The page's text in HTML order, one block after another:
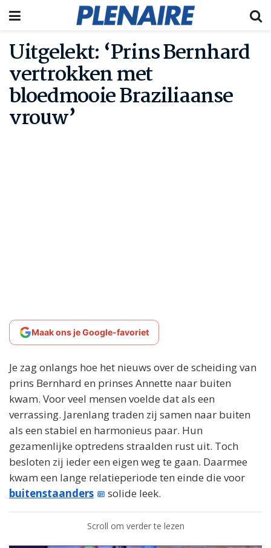
Uitgelekt: ‘Prins Bernhard
vertrokken met
bloedmooie Braziliaanse
vrouw’
Maak ons je Google-favoriet
Je zag onlangs hoe het nieuws over de scheiding van
prins Bernhard en prinses Annette naar buiten
kwam. Voor veel mensen voelde dat als een
verrassing. Jarenlang traden zij samen naar buiten
als een stabiel en harmonieus paar. Hun
gezamenlijke optredens straalden rust uit. Toch
besloten zij ieder een eigen weg te gaan. Daarmee
kwam een lange relatieperiode ten einde die voor
buitenstaanders
solide leek.
Scroll om verder te lezen